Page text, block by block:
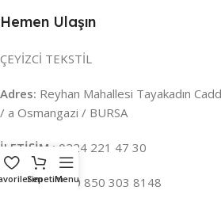
Hemen Ulaşın
ÇEYİZCİ TEKSTİL
Adres: Reyhan Mahallesi Tayakadın
/ a Osmangazi / BURSA
İLETİŞİM : 0224 221 47 30
WHATSAPP :0 850 303 8148
SepetimMenu